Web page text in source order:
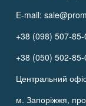
E-mail:
+38 (098) 507-
+38 (050) 502-
Центральний
м. Запоріжжя,